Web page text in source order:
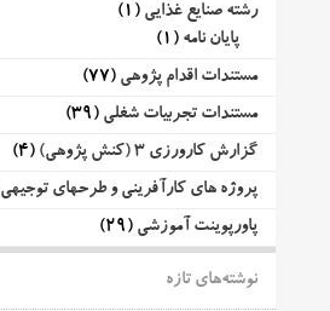
رشته صنایع غذایی (1)
پایان نامه (1)
مستندات اقدام پژوهی (77)
مستندات تجربیات شغلی (39)
گزارش کارورزی 3 (کنش پژوهی)
(4)
پروژه های کارآفرینی و طرحهای توجیهی
پاورپوینت آموزشی (29)
نوشته‌های تازه